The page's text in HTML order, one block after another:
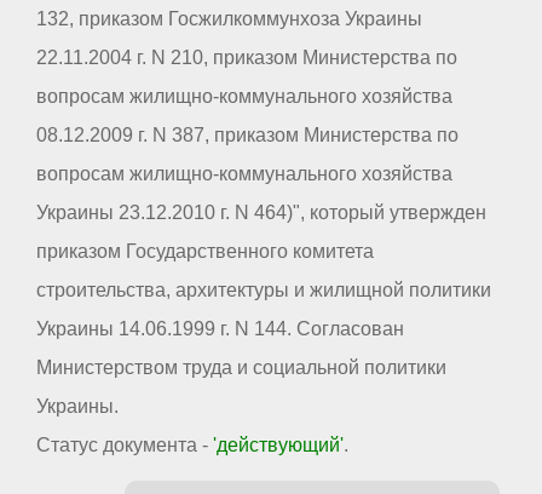
132, приказом Госжилкоммунхоза Украины
22.11.2004 г. N 210, приказом Министерства по
вопросам жилищно-коммунального хозяйства
08.12.2009 г. N 387, приказом Министерства по
вопросам жилищно-коммунального хозяйства
Украины 23.12.2010 г. N 464)", который утвержден
приказом Государственного комитета
строительства, архитектуры и жилищной политики
Украины 14.06.1999 г. N 144. Согласован
Министерством труда и социальной политики
Украины.
Статус документа - 'действующий'.